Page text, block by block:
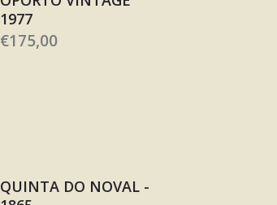
1977
€175,00
QUINTA DO NOVAL -